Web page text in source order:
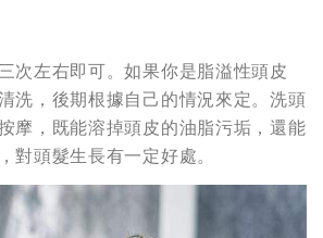
次左右即可。如果你是脂溢性頭皮
洗，後期根據自己的情況來定。洗頭
摩，既能溶掉頭皮的油脂污垢，還能
對頭髮生長有一定好處。